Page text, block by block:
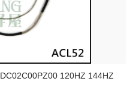
120HZ 144HZ